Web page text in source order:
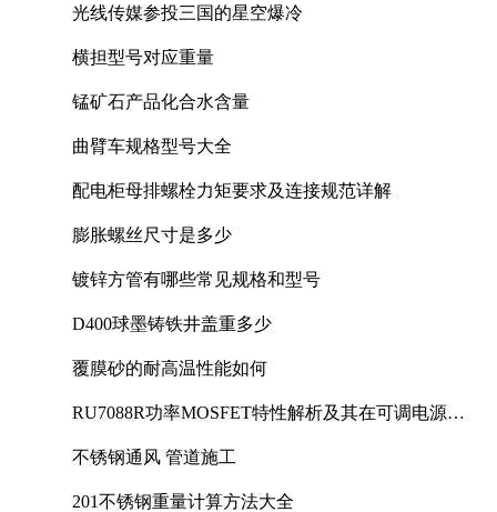
光线传媒参投三国的星空爆冷
横担型号对应重量
锰矿石产品化合水含量
曲臂车规格型号大全
配电柜母排螺栓力矩要求及连接规范详解
膨胀螺丝尺寸是多少
镀锌方管有哪些常见规格和型号
D400球墨铸铁井盖重多少
覆膜砂的耐高温性能如何
RU7088R功率MOSFET特性解析及其在可调电源设
不锈钢通风 管道施工
201不锈钢重量计算方法大全